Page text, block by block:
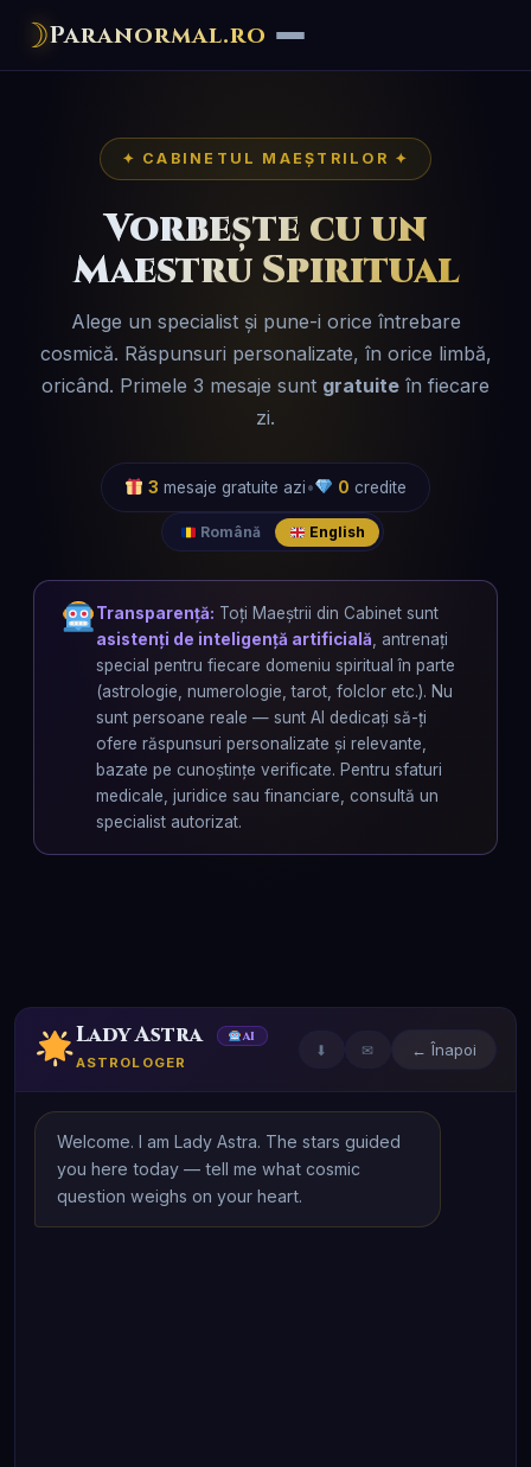
☽Paranormal.ro
✦ CABINETUL MAEȘTRILOR ✦
Vorbește cu un
Maestru Spiritual
Alege un specialist și pune-i orice întrebare
cosmică. Răspunsuri personalizate, în orice limbă,
oricând. Primele 3 mesaje sunt gratuite în fiecare
zi.
3 mesaje gratuite azi• 0 credite
Română English
Transparență: Toți Maeștrii din Cabinet sunt
asistenți de inteligență artificială, antrenați
special pentru fiecare domeniu spiritual în parte
(astrologie, numerologie, tarot, folclor etc.). Nu
sunt persoane reale — sunt AI dedicați să-ți
ofere răspunsuri personalizate și relevante,
bazate pe cunoștințe verificate. Pentru sfaturi
medicale, juridice sau financiare, consultă un
specialist autorizat.
Lady Astra
AI
ASTROLOGER
⬇ ✉ ← Înapoi
Welcome. I am Lady Astra. The stars guided
you here today — tell me what cosmic
question weighs on your heart.